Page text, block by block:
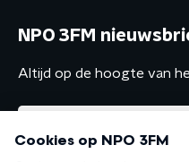
NPO 3FM
Altijd op de hoogte van